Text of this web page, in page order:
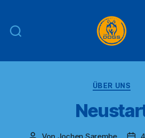
DOGS
ÜBER UNS
Von Jochen Sarembe